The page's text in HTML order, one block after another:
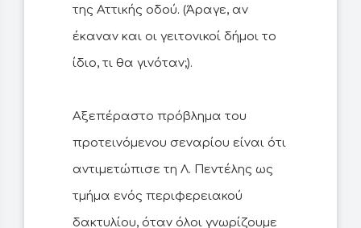
της Αττικής οδού. (Άραγε, αν
έκαναν και οι γειτονικοί δήμοι το
ίδιο, τι θα γινόταν;).
Αξεπέραστο πρόβλημα του
προτεινόμενου σεναρίου είναι ότι
αντιμετώπισε τη Λ. Πεντέλης ως
τμήμα ενός περιφερειακού
δακτυλίου, όταν όλοι γνωρίζουμε